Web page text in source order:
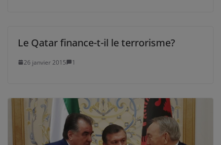
Le Qatar finance-t-il le terrorisme?
26 janvier 2015 1